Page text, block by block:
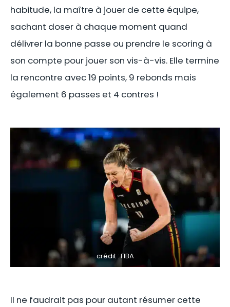
habitude, la maître à jouer de cette équipe,
sachant doser à chaque moment quand
délivrer la bonne passe ou prendre le scoring à
son compte pour jouer son vis-à-vis. Elle termine
la rencontre avec 19 points, 9 rebonds mais
également 6 passes et 4 contres !
crédit : FIBA
Il ne faudrait pas pour autant résumer cette